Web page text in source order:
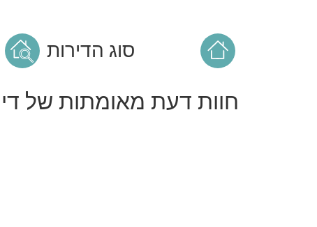
סוג הדירות
חוות דעת מאומתות של